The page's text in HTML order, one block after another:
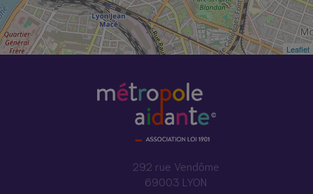
Leaflet
292 rue Vendôme
69003 LYON